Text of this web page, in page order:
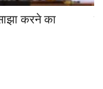
करने का